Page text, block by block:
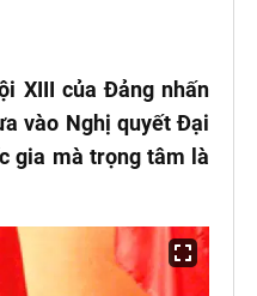
XIII của Đảng nhấn
vào Nghị quyết Đại
gia mà trọng tâm là